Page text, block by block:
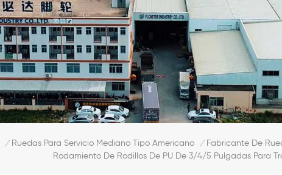
/ Ruedas Para Servicio Mediano Tipo Americano / Fabricante De
Rodamiento De Rodillos De PU De 3/4/5 Pulgadas Para